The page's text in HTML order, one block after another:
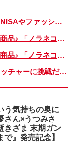
【週間ランキング！】NISAやファッションの記事がランクイン！ kodomoe web 7月19日～25日の週間TOP5★
kodomoe shopより新商品♪ 「ノラネコぐんだん」耐熱マグ3種が登場！
kodomoe shopより新商品♪ 「ノラネコぐんだん」なりきり帽子（大、小）が登場！
【おうちでドームキャッチャーに挑戦だ】アンパンマン わくわくドームキャッチャー
う気持ちの奥に
さん×うつみさ
きざま 末期ガン
』発売記念】